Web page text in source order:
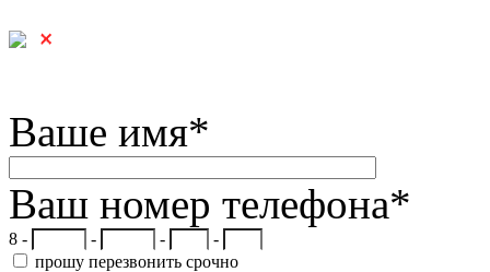
Ваше имя*
Ваш номер телефона*
8 - - -
-
прошу перезвонить срочно